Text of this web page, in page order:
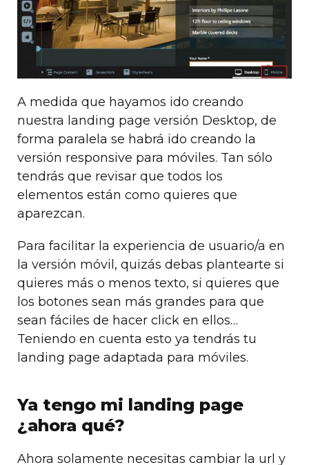
A medida que hayamos ido creando
nuestra landing page versión Desktop, de
forma paralela se habrá ido creando la
versión responsive para móviles. Tan sólo
tendrás que revisar que todos los
elementos están como quieres que
aparezcan.
Para facilitar la experiencia de usuario/a en
la versión móvil, quizás debas plantearte si
quieres más o menos texto, si quieres que
los botones sean más grandes para que
sean fáciles de hacer click en ellos…
Teniendo en cuenta esto ya tendrás tu
landing page adaptada para móviles.
Ya tengo mi landing page
¿ahora qué?
Ahora solamente necesitas cambiar la url y